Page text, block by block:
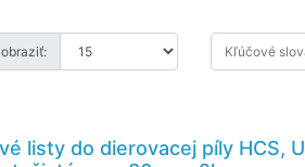
listy do dierovacej píly HCS, U